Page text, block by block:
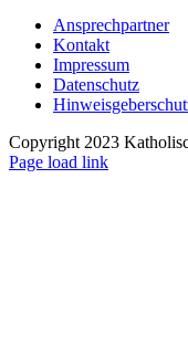
Ansprechpartner
Kontakt
Impressum
Datenschutz
Copyright 2023
Page load link